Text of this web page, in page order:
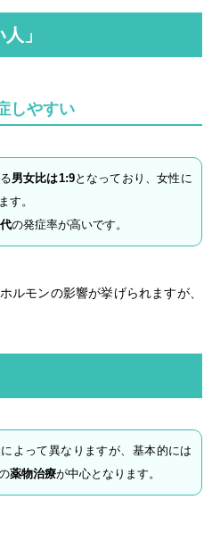
」
しやすい
男女比は1:9となっており、女性に
す。
の発症率が高いです。
ルモンの影響が挙げられますが、
よって異なりますが、基本的には
薬物治療が中心となります。